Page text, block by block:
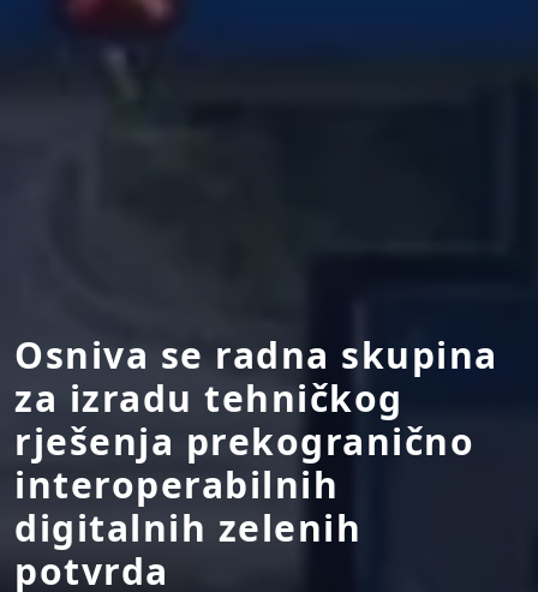
Osniva se radna skupina
za izradu tehničkog
rješenja prekogranično
interoperabilnih
digitalnih zelenih
potvrda